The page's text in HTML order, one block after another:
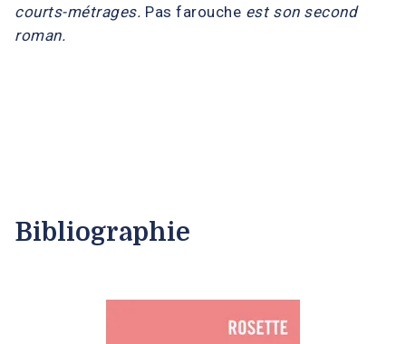
courts-métrages. Pas farouche est son second
roman.
Bibliographie